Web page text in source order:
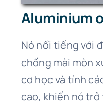
Aluminium
Nó nổi tiếng với
chống mài mòn
cơ học và tính
cao, khiến nó